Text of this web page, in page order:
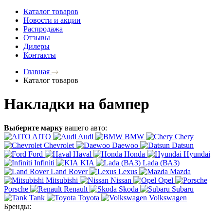
Каталог товаров
Новости и акции
Распродажа
Отзывы
Дилеры
Контакты
Главная
Каталог товаров
Накладки на бампер
Выберите марку вашего авто:
AITO
Audi BMW
Chery
Chevrolet
Daewoo
Datsun
Ford
Haval Honda
Hyundai
Infiniti
KIA
Lada (ВАЗ)
Land Rover
Lexus
Mazda
Mitsubishi
Nissan
Opel
Porsche
Renault Skoda
Subaru
Tank
Toyota
Volkswagen
Бренды: